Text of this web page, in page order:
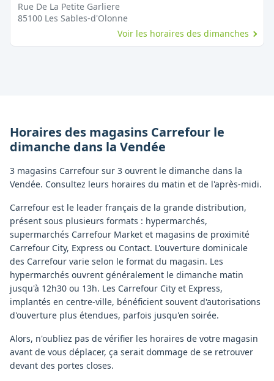
Rue De La Petite Garliere
85100 Les Sables-d'Olonne
Voir les horaires des dimanches
Horaires des magasins Carrefour le
dimanche dans la Vendée
3 magasins Carrefour sur 3 ouvrent le dimanche dans la
Vendée. Consultez leurs horaires du matin et de l'après-midi.
Carrefour est le leader français de la grande distribution,
présent sous plusieurs formats : hypermarchés,
supermarchés Carrefour Market et magasins de proximité
Carrefour City, Express ou Contact. L'ouverture dominicale
des Carrefour varie selon le format du magasin. Les
hypermarchés ouvrent généralement le dimanche matin
jusqu'à 12h30 ou 13h. Les Carrefour City et Express,
implantés en centre-ville, bénéficient souvent d'autorisations
d'ouverture plus étendues, parfois jusqu'en soirée.
Alors, n'oubliez pas de vérifier les horaires de votre magasin
avant de vous déplacer, ça serait dommage de se retrouver
devant des portes closes.